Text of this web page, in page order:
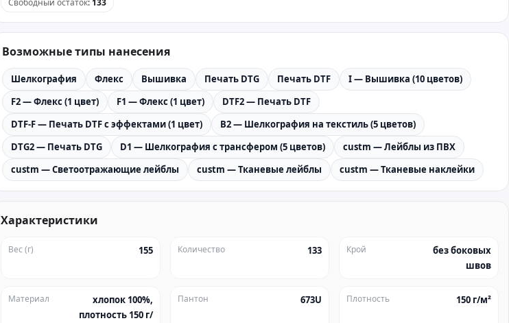
Свободный остаток: 133
Возможные типы нанесения
Шелкография Флекс Вышивка Печать DTG Печать DTF
I — Вышивка (10 цветов)
F2 — Флекс (1 цвет)
F1 — Флекс (1 цвет)
DTF2 — Печать DTF
DTF-F — Печать DTF с эффектами (1 цвет)
B2 — Шелкография на текстиль (5 цветов)
DTG2 — Печать DTG
D1 — Шелкография с трансфером (5 цветов)
custm — Лейблы из ПВХ
custm — Светоотражающие лейблы
custm — Тканевые лейблы custm — Тканевые наклейки
Характеристики
Вес (г) 155 Количество 133 Крой
без боковых
швов
Материал
хлопок 100%,
плотность 150 г/
Пантон 673U Плотность 150 г/м²